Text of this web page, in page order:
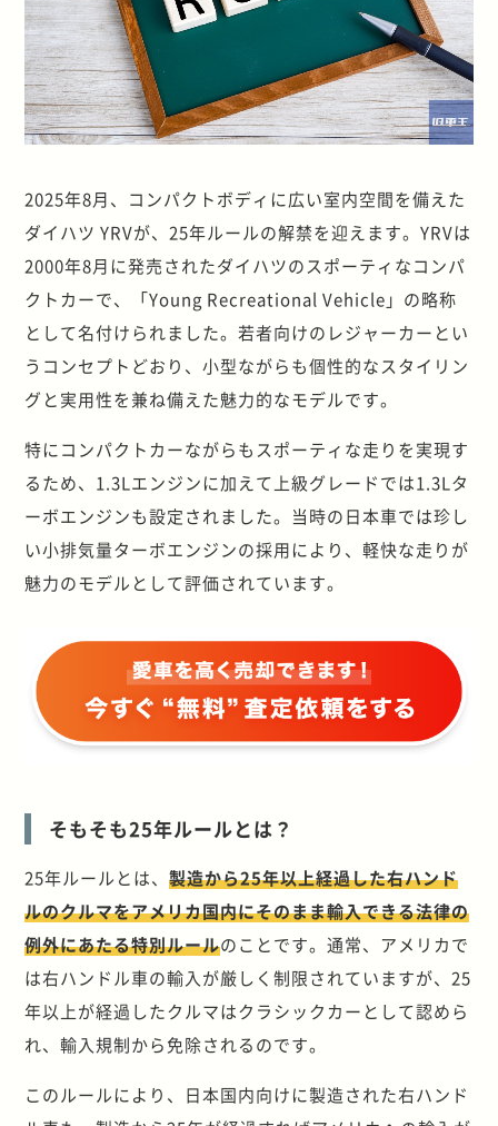
2025年8月、コンパクトボディに広い室内空間を備えた
ダイハツ YRVが、25年ルールの解禁を迎えます。YRVは
2000年8月に発売されたダイハツのスポーティなコンパ
クトカーで、「Young Recreational Vehicle」の略称
として名付けられました。若者向けのレジャーカーとい
うコンセプトどおり、小型ながらも個性的なスタイリン
グと実用性を兼ね備えた魅力的なモデルです。
特にコンパクトカーながらもスポーティな走りを実現す
るため、1.3Lエンジンに加えて上級グレードでは1.3Lタ
ーボエンジンも設定されました。当時の日本車では珍し
い小排気量ターボエンジンの採用により、軽快な走りが
魅力のモデルとして評価されています。
そもそも25年ルールとは？
25年ルールとは、製造から25年以上経過した右ハンド
ルのクルマをアメリカ国内にそのまま輸入できる法律の
例外にあたる特別ルールのことです。通常、アメリカで
は右ハンドル車の輸入が厳しく制限されていますが、25
年以上が経過したクルマはクラシックカーとして認めら
れ、輸入規制から免除されるのです。
このルールにより、日本国内向けに製造された右ハンド